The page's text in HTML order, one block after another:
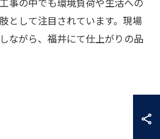
として注目されています。現場
ながら、福井にて仕上がりの品